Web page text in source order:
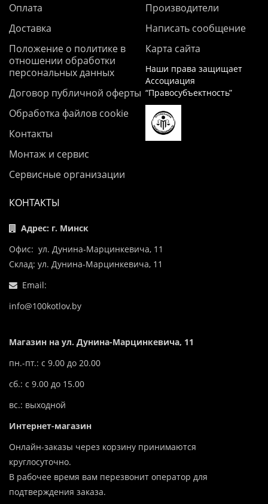
Оплата
Доставка
Положение о политике в
отношении обработки
персональных данных
Договор публичной оферты
Обработка файлов cookie
Контакты
Монтаж и сервис
Сервисные организации
Производители
Написать сообщение
Карта сайта
Наши права защищает
Ассоциация
“Правосубъектность”
КОНТАКТЫ
Адрес: г. Минск
Офис: ул. Дунина-Марцинкевича, 11
Склад: ул. Дунина-Марцинкевича, 11
Email:
info@100kotlov.by
Магазин на ул. Дунина-Марцинкевича, 11
пн.-пт.: с 9.00 до 20.00
сб.: с 9.00 до 15.00
вс.: выходной
Интернет-магазин
Онлайн-заказы через корзину принимаются
круглосуточно.
В рабочее время вам перезвонит оператор для
подтверждения заказа.